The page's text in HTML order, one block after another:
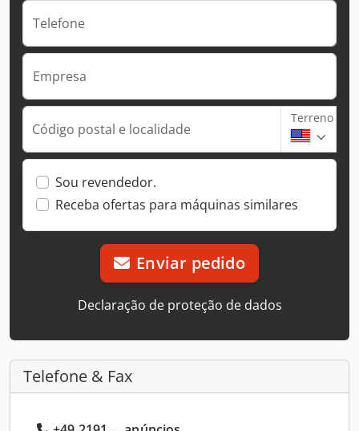
Telefone
Empresa
Código postal e localidade
Terreno
Sou revendedor.
Receba ofertas para máquinas similares
Enviar pedido
Declaração de proteção de dados
Telefone & Fax